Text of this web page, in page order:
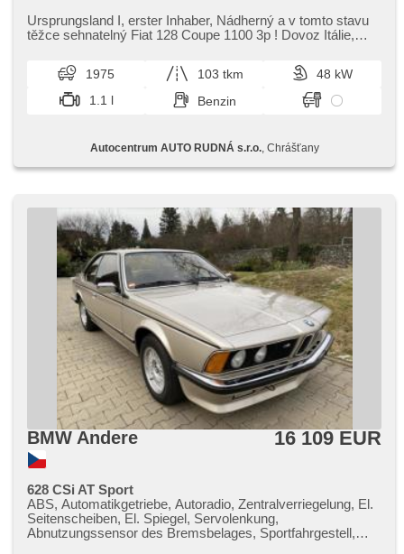
Ursprungsland I,​ erster Inhaber,​ Nádherný a v tomto stavu
těžce sehnatelný Fiat 128 Coupe 1100 3p ! Dovoz Itálie,​
1975 103 tkm
48 kW
1.1 l
Benzin
Autocentrum AUTO RUDNÁ s.r.o., Chrášťany
BMW Andere 16 109 EUR
628 CSi AT Sport
ABS, Automatikgetriebe, Autoradio, Zentralverriegelung, El.
Seitenscheiben, El. Spiegel, Servolenkung,
Abnutzungssensor des Bremsbelages, Sportfahrgestell,